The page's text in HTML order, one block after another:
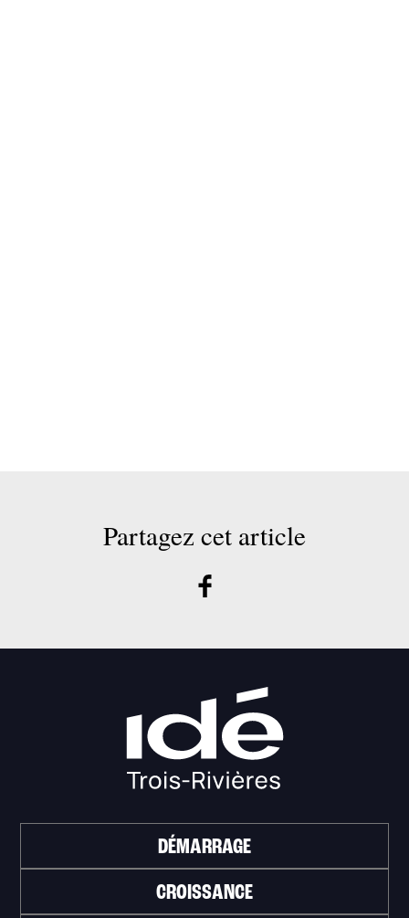
Partagez cet article
DÉMARRAGE
CROISSANCE